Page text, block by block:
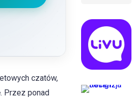
czatów,
Przez ponad